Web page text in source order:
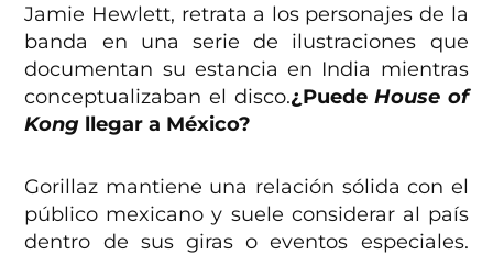
Jamie Hewlett, retrata a los personajes de la
banda en una serie de ilustraciones que
documentan su estancia en India mientras
conceptualizaban el disco.¿PuedeHouse of
Kong llegar a México?
Gorillaz mantiene una relación sólida con el
público mexicano y suele considerar al país
dentro de sus giras o eventos especiales.